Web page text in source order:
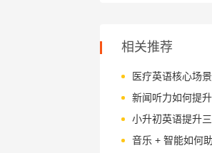
相关推荐
医疗英语核心场
新闻听力如何提
小升初英语提升
音乐 + 智能如何